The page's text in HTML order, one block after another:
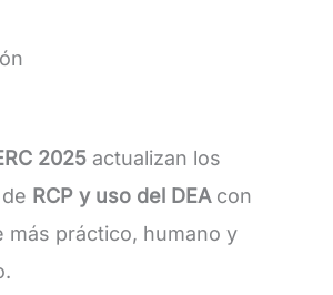
2025actualizan los
RCP y uso del DEAcon
más práctico, humano y